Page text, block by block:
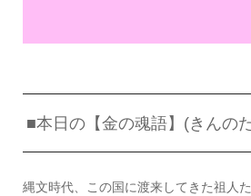
■本日の【金の魂語】(きんの
縄文時代、この国に渡来してきた祖人